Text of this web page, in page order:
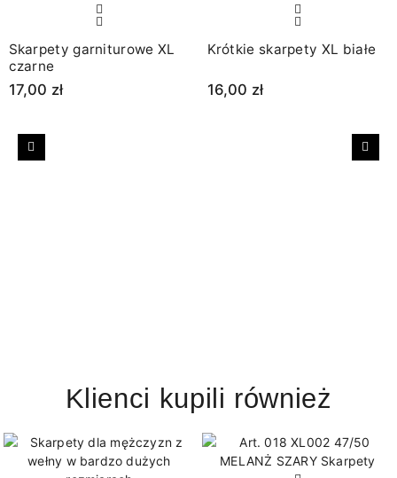
Skarpety garniturowe XL
czarne
17,00 zł
Krótkie skarpety XL białe
16,00 zł
Poprzedni
Klienci kupili również